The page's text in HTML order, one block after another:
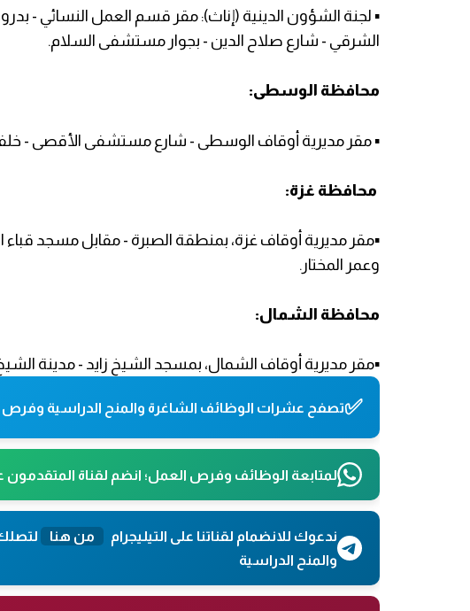
▪️ لجنة الشؤون الدينية (إناث): مقر قسم العمل النسائي -
الشرقي - شارع صلاح الدين - بجوار مستشفى السلام.
محافظة الوسطى:
▪️ مقر مديرية أوقاف الوسطى - شارع مستشفى الأقصى - خلف
محافظة غزة:
▪️مقر مديرية أوقاف غزة، بمنطقة الصبرة - مقابل مسجد قباء
وعمر المختار.
محافظة الشمال:
▪️مقر مديرية أوقاف الشمال، بمسجد الشيخ زايد - مدينة الشيخ
✅تصفح عشرات الوظائف الشاغرة والمنح الدراسية وفرص
لمتابعة الوظائف وفرص العمل؛ انضم لقناة المتقدمون
ندعوك للانضمام لقناتنا على التيليجرام من هنا
لتصلك
والمنح الدراسية